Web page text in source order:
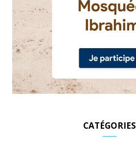
CATÉGORIES